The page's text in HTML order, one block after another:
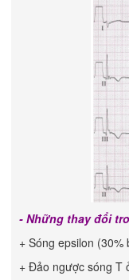
- Những thay đổi
+ Sóng epsilon (30%
+ Đảo ngược sóng T